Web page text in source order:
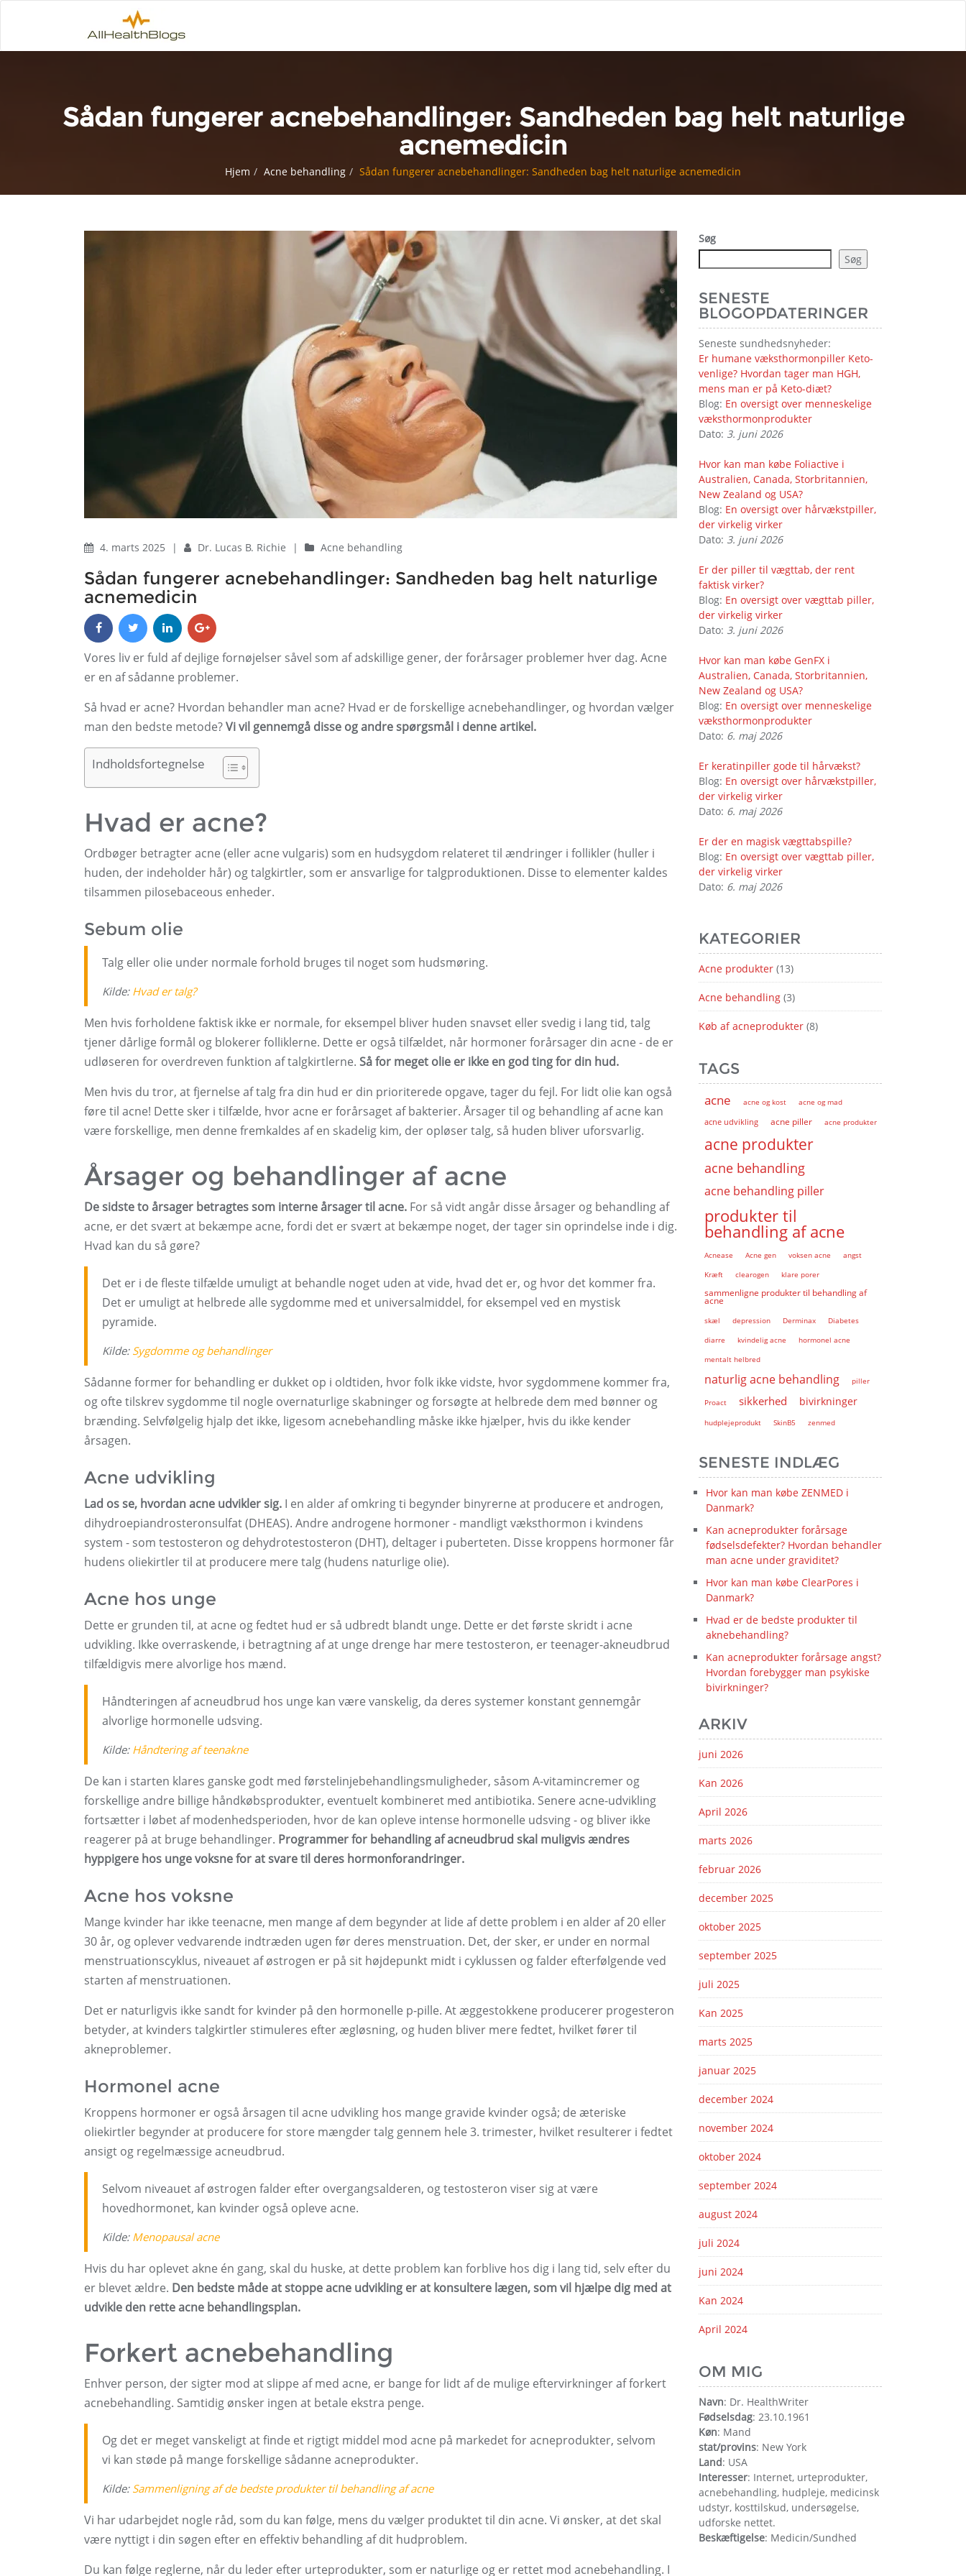
Sådan fungerer acnebehandlinger: Sandheden bag helt naturlige
acnemedicin
Hjem Acne behandling Sådan fungerer acnebehandlinger: Sandheden bag helt naturlige acnemedicin
4. marts 2025 | Dr. Lucas B. Richie | Acne behandling
Sådan fungerer acnebehandlinger: Sandheden bag helt naturlige
acnemedicin
Vores liv er fuld af dejlige fornøjelser såvel som af adskillige gener, der forårsager problemer hver dag. Acne
er en af ​​sådanne problemer.
Så hvad er acne? Hvordan behandler man acne? Hvad er de forskellige acnebehandlinger, og hvordan vælger
man den bedste metode?Vi vil gennemgå disse og andre spørgsmål i denne artikel.
Indholdsfortegnelse
Hvad er acne?
Ordbøger betragter acne (eller acne vulgaris) som en hudsygdom relateret til ændringer i follikler (huller i
huden, der indeholder hår) og talgkirtler, som er ansvarlige for talgproduktionen. Disse to elementer kaldes
tilsammen pilosebaceous enheder.
Sebum olie
Talg eller olie under normale forhold bruges til noget som hudsmøring.
Kilde: Hvad er talg?
Men hvis forholdene faktisk ikke er normale, for eksempel bliver huden snavset eller svedig i lang tid, talg
tjener dårlige formål og blokerer folliklerne. Dette er også tilfældet, når hormoner forårsager din acne - de er
udløseren for overdreven funktion af talgkirtlerne. Så for meget olie er ikke en god ting for din hud.
Men hvis du tror, ​​at fjernelse af talg fra din hud er din prioriterede opgave, tager du fejl. For lidt olie kan også
føre til acne! Dette sker i tilfælde, hvor acne er forårsaget af bakterier. Årsager til og behandling af acne kan
være forskellige, men denne fremkaldes af en skadelig kim, der opløser talg, så huden bliver uforsvarlig.
Årsager og behandlinger af acne
De sidste to årsager betragtes som interne årsager til acne. For så vidt angår disse årsager og behandling af
acne, er det svært at bekæmpe acne, fordi det er svært at bekæmpe noget, der tager sin oprindelse inde i dig.
Hvad kan du så gøre?
Det er i de fleste tilfælde umuligt at behandle noget uden at vide, hvad det er, og hvor det kommer fra.
Det er umuligt at helbrede alle sygdomme med et universalmiddel, for eksempel ved en mystisk
pyramide.
Kilde: Sygdommeog behandlinger
Sådanne former for behandling er dukket op i oldtiden, hvor folk ikke vidste, hvor sygdommene kommer fra,
og ofte tilskrev sygdomme til nogle overnaturlige skabninger og forsøgte at helbrede dem med bønner og
brænding. Selvfølgelig hjalp det ikke, ligesom acnebehandling måske ikke hjælper, hvis du ikke kender
årsagen.
Acne udvikling
Lad os se, hvordan acne udvikler sig. I en alder af omkring ti begynder binyrerne at producere et androgen,
dihydroepiandrosteronsulfat (DHEAS). Andre androgene hormoner - mandligt væksthormon i kvindens
system - som testosteron og dehydrotestosteron (DHT), deltager i puberteten. Disse kroppens hormoner får
hudens oliekirtler til at producere mere talg (hudens naturlige olie).
Acne hos unge
Dette er grunden til, at acne og fedtet hud er så udbredt blandt unge. Dette er det første skridt i acne
udvikling. Ikke overraskende, i betragtning af at unge drenge har mere testosteron, er teenager-akneudbrud
tilfældigvis mere alvorlige hos mænd.
Håndteringen af ​​acneudbrud hos unge kan være vanskelig, da deres systemer konstant gennemgår
alvorlige hormonelle udsving.
Kilde: Håndtering af teenakne
De kan i starten klares ganske godt med førstelinjebehandlingsmuligheder, såsom A-vitamincremer og
forskellige andre billige håndkøbsprodukter, eventuelt kombineret med antibiotika. Senere acne-udvikling
fortsætter i løbet af modenhedsperioden, hvor de kan opleve intense hormonelle udsving - og bliver ikke
reagerer på at bruge behandlinger. Programmer for behandling af acneudbrud skal muligvis ændres
hyppigere hos unge voksne for at svare til deres hormonforandringer.
Acne hos voksne
Mange kvinder har ikke teenacne, men mange af dem begynder at lide af dette problem i en alder af 20 eller
30 år, og oplever vedvarende indtræden ugen før deres menstruation. Det, der sker, er under en normal
menstruationscyklus, niveauet af østrogen er på sit højdepunkt midt i cyklussen og falder efterfølgende ved
starten af ​​menstruationen.
Det er naturligvis ikke sandt for kvinder på den hormonelle p-pille. At æggestokkene producerer progesteron
betyder, at kvinders talgkirtler stimuleres efter ægløsning, og huden bliver mere fedtet, hvilket fører til
akneproblemer.
Hormonel acne
Kroppens hormoner er også årsagen til acne udvikling hos mange gravide kvinder også; de æteriske
oliekirtler begynder at producere for store mængder talg gennem hele 3. trimester, hvilket resulterer i fedtet
ansigt og regelmæssige acneudbrud.
Selvom niveauet af østrogen falder efter overgangsalderen, og testosteron viser sig at være
hovedhormonet, kan kvinder også opleve acne.
Kilde: Menopausal acne
Hvis du har oplevet akne én gang, skal du huske, at dette problem kan forblive hos dig i lang tid, selv efter du
er blevet ældre. Den bedste måde at stoppe acne udvikling er at konsultere lægen, som vil hjælpe dig med at
udvikle den rette acne behandlingsplan.
Forkert acnebehandling
Enhver person, der sigter mod at slippe af med acne, er bange for lidt af de mulige eftervirkninger af forkert
acnebehandling. Samtidig ønsker ingen at betale ekstra penge.
Og det er meget vanskeligt at finde et rigtigt middel mod acne på markedet for acneprodukter, selvom
vi kan støde på mange forskellige sådanne acneprodukter.
Kilde: Sammenligning af de bedste produkter til behandling af acne
Vi har udarbejdet nogle råd, som du kan følge, mens du vælger produktet til din acne. Vi ønsker, at det skal
være nyttigt i din søgen efter en effektiv behandling af dit hudproblem.
Du kan følge reglerne, når du leder efter urteprodukter, som er naturlige og er rettet mod acnebehandling. I
Søg
Søg
SENESTE
BLOGOPDATERINGER
Seneste sundhedsnyheder:
Er humane væksthormonpiller Keto-
venlige? Hvordan tager man HGH,
mens man er på Keto-diæt?
Blog: En oversigt over menneskelige
væksthormonprodukter
Dato: 3. juni 2026
Hvor kan man købe Foliactive i
Australien, Canada, Storbritannien,
New Zealand og USA?
Blog: En oversigt over hårvækstpiller,
der virkelig virker
Dato: 3. juni 2026
Er der piller til vægttab, der rent
faktisk virker?
Blog: En oversigt over vægttab piller,
der virkelig virker
Dato: 3. juni 2026
Hvor kan man købe GenFX i
Australien, Canada, Storbritannien,
New Zealand og USA?
Blog: En oversigt over menneskelige
væksthormonprodukter
Dato: 6. maj 2026
Er keratinpiller gode til hårvækst?
Blog: En oversigt over hårvækstpiller,
der virkelig virker
Dato: 6. maj 2026
Er der en magisk vægttabspille?
Blog: En oversigt over vægttab piller,
der virkelig virker
Dato: 6. maj 2026
KATEGORIER
Acne produkter (13)
Acne behandling (3)
Køb af acneprodukter (8)
TAGS
acne acne og kost
acne og mad
acne udvikling
acne piller acne produkter
acne produkter
acne behandling
acne behandling piller
produkter til
behandling af acne
Acnease Acne gen voksen acne
angst
Kræft
clearogen klare porer
sammenligne produkter til behandling af
acne
skæl depression Derminax
Diabetes
diarre
kvindelig acne
hormonel acne
mentalt helbred
naturlig acne behandling piller
Proact sikkerhed bivirkninger
hudplejeprodukt SkinB5 zenmed
SENESTE INDLÆG
Hvor kan man købe ZENMED i
Danmark?
Kan acneprodukter forårsage
fødselsdefekter? Hvordan behandler
man acne under graviditet?
Hvor kan man købe ClearPores i
Danmark?
Hvad er de bedste produkter til
aknebehandling?
Kan acneprodukter forårsage angst?
Hvordan forebygger man psykiske
bivirkninger?
ARKIV
juni 2026
Kan 2026
April 2026
marts 2026
februar 2026
december 2025
oktober 2025
september 2025
juli 2025
Kan 2025
marts 2025
januar 2025
december 2024
november 2024
oktober 2024
september 2024
august 2024
juli 2024
juni 2024
Kan 2024
April 2024
OM MIG
Navn: Dr. HealthWriter
Fødselsdag: 23.10.1961
Køn: Mand
stat/provins: New York
Land: USA
Interesser: Internet, urteprodukter,
acnebehandling, hudpleje, medicinsk
udstyr, kosttilskud, undersøgelse,
udforske nettet.
Beskæftigelse: Medicin/Sundhed